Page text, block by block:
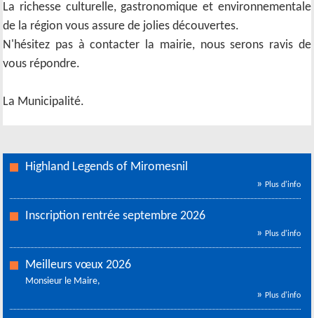
La richesse culturelle, gastronomique et environnementale
de la région vous assure de jolies découvertes.
N'hésitez pas à contacter la mairie, nous serons ravis de
vous répondre.
La Municipalité.
Highland Legends of Miromesnil
» Plus d'info
Inscription rentrée septembre 2026
» Plus d'info
Meilleurs vœux 2026
Monsieur le Maire,
» Plus d'info